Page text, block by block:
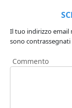
Il tuo indirizzo email
sono contrassegnati
Commento